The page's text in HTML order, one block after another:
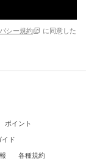
シー規約
に同意した
ポイント
ド
各種規約